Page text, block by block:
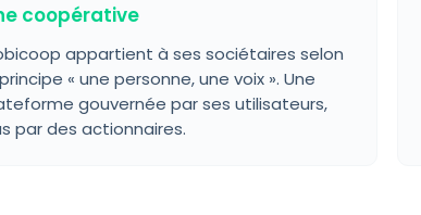
coopérative
appartient à ses sociétaires selon
« une personne, une voix ». Une
gouvernée par ses utilisateurs,
par des actionnaires.